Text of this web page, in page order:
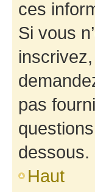
ces
Si vous
pas
dessous.
Haut